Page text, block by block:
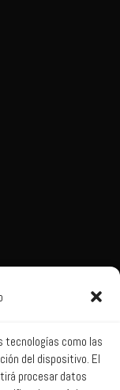
tecnologías como las
del dispositivo. El
procesar datos